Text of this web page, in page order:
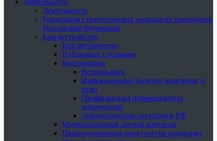
Деятельность
Деятельность
Реализация стратегических инициатив президента
Российской Федерации
Благоустройство
Благоустройство
Публичные слушания
Ветеринария
Ветеринария
Инфекционные болезни животных и
птиц
Профилактика инфекционных
заболеваний
Эпизоотическая ситуация в РФ
Муниципальный лесной контроль
Природоохранная прокуратура разъясняет